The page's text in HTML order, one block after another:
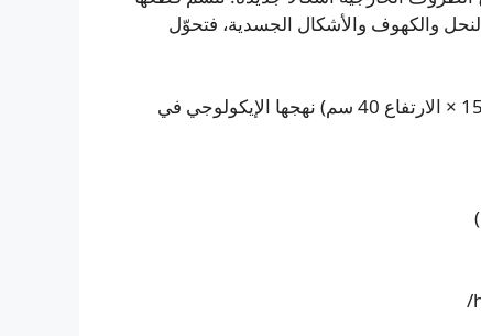
والكهوف والأشكال الجسدية، فتحوّل
تجسّد قطعة «Mirror 01.01 “Route”» (القطر 40 × العرض 15 × الارتفاع 40 سم) نهجها الإيكولوجي في